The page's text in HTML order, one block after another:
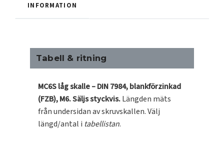
INFORMATION
Tabell & ritning
MC6S låg skalle – DIN 7984, blankförzinkad
(FZB), M6.Säljs styckvis.Längden mäts
från undersidan av skruvskallen. Välj
längd/antal i tabellistan.